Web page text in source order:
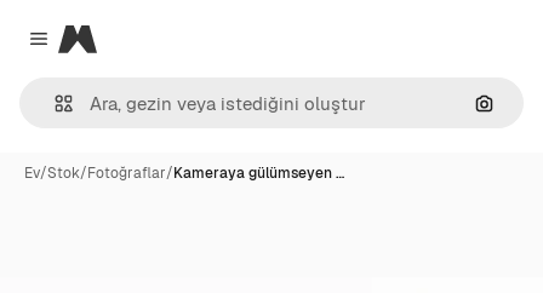
Close menu
Magnific
Ev/Stok/Fotoğraflar/Kameraya gülümseyen …